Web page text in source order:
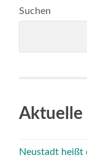
Suchen
Aktuelle
Neustadt heißt